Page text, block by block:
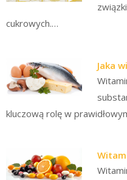
cukrowych.…
Jaka
kluczową rolę w